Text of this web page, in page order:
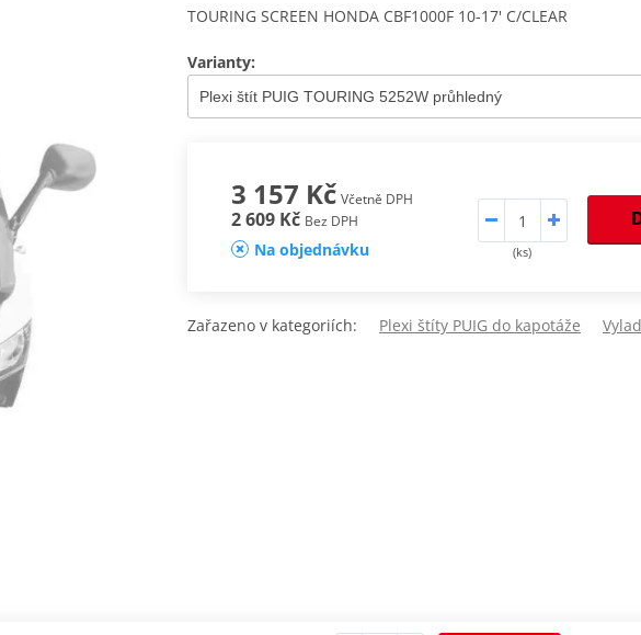
TOURING SCREEN HONDA CBF1000F 10-17' C/CLEAR
Varianty:
3 157 Kč Včetně DPH
2 609 Kč Bez DPH
Na objednávku (ks)
Zařazeno v kategoriích: Plexi štíty PUIG do kapotáže